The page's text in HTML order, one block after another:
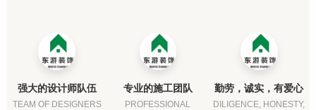
强大的设计师队伍
TEAM OF DESIGNERS
专业的施工团队
PROFESSIONAL
勤劳，诚实，有爱心
DILIGENCE, HONESTY,